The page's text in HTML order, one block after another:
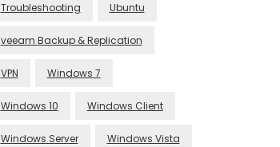
Troubleshooting Ubuntu
veeam Backup & Replication
VPN Windows 7
Windows 10 Windows Client
Windows Server Windows Vista